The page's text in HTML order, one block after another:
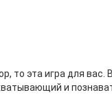
то эта игра для вас.
и